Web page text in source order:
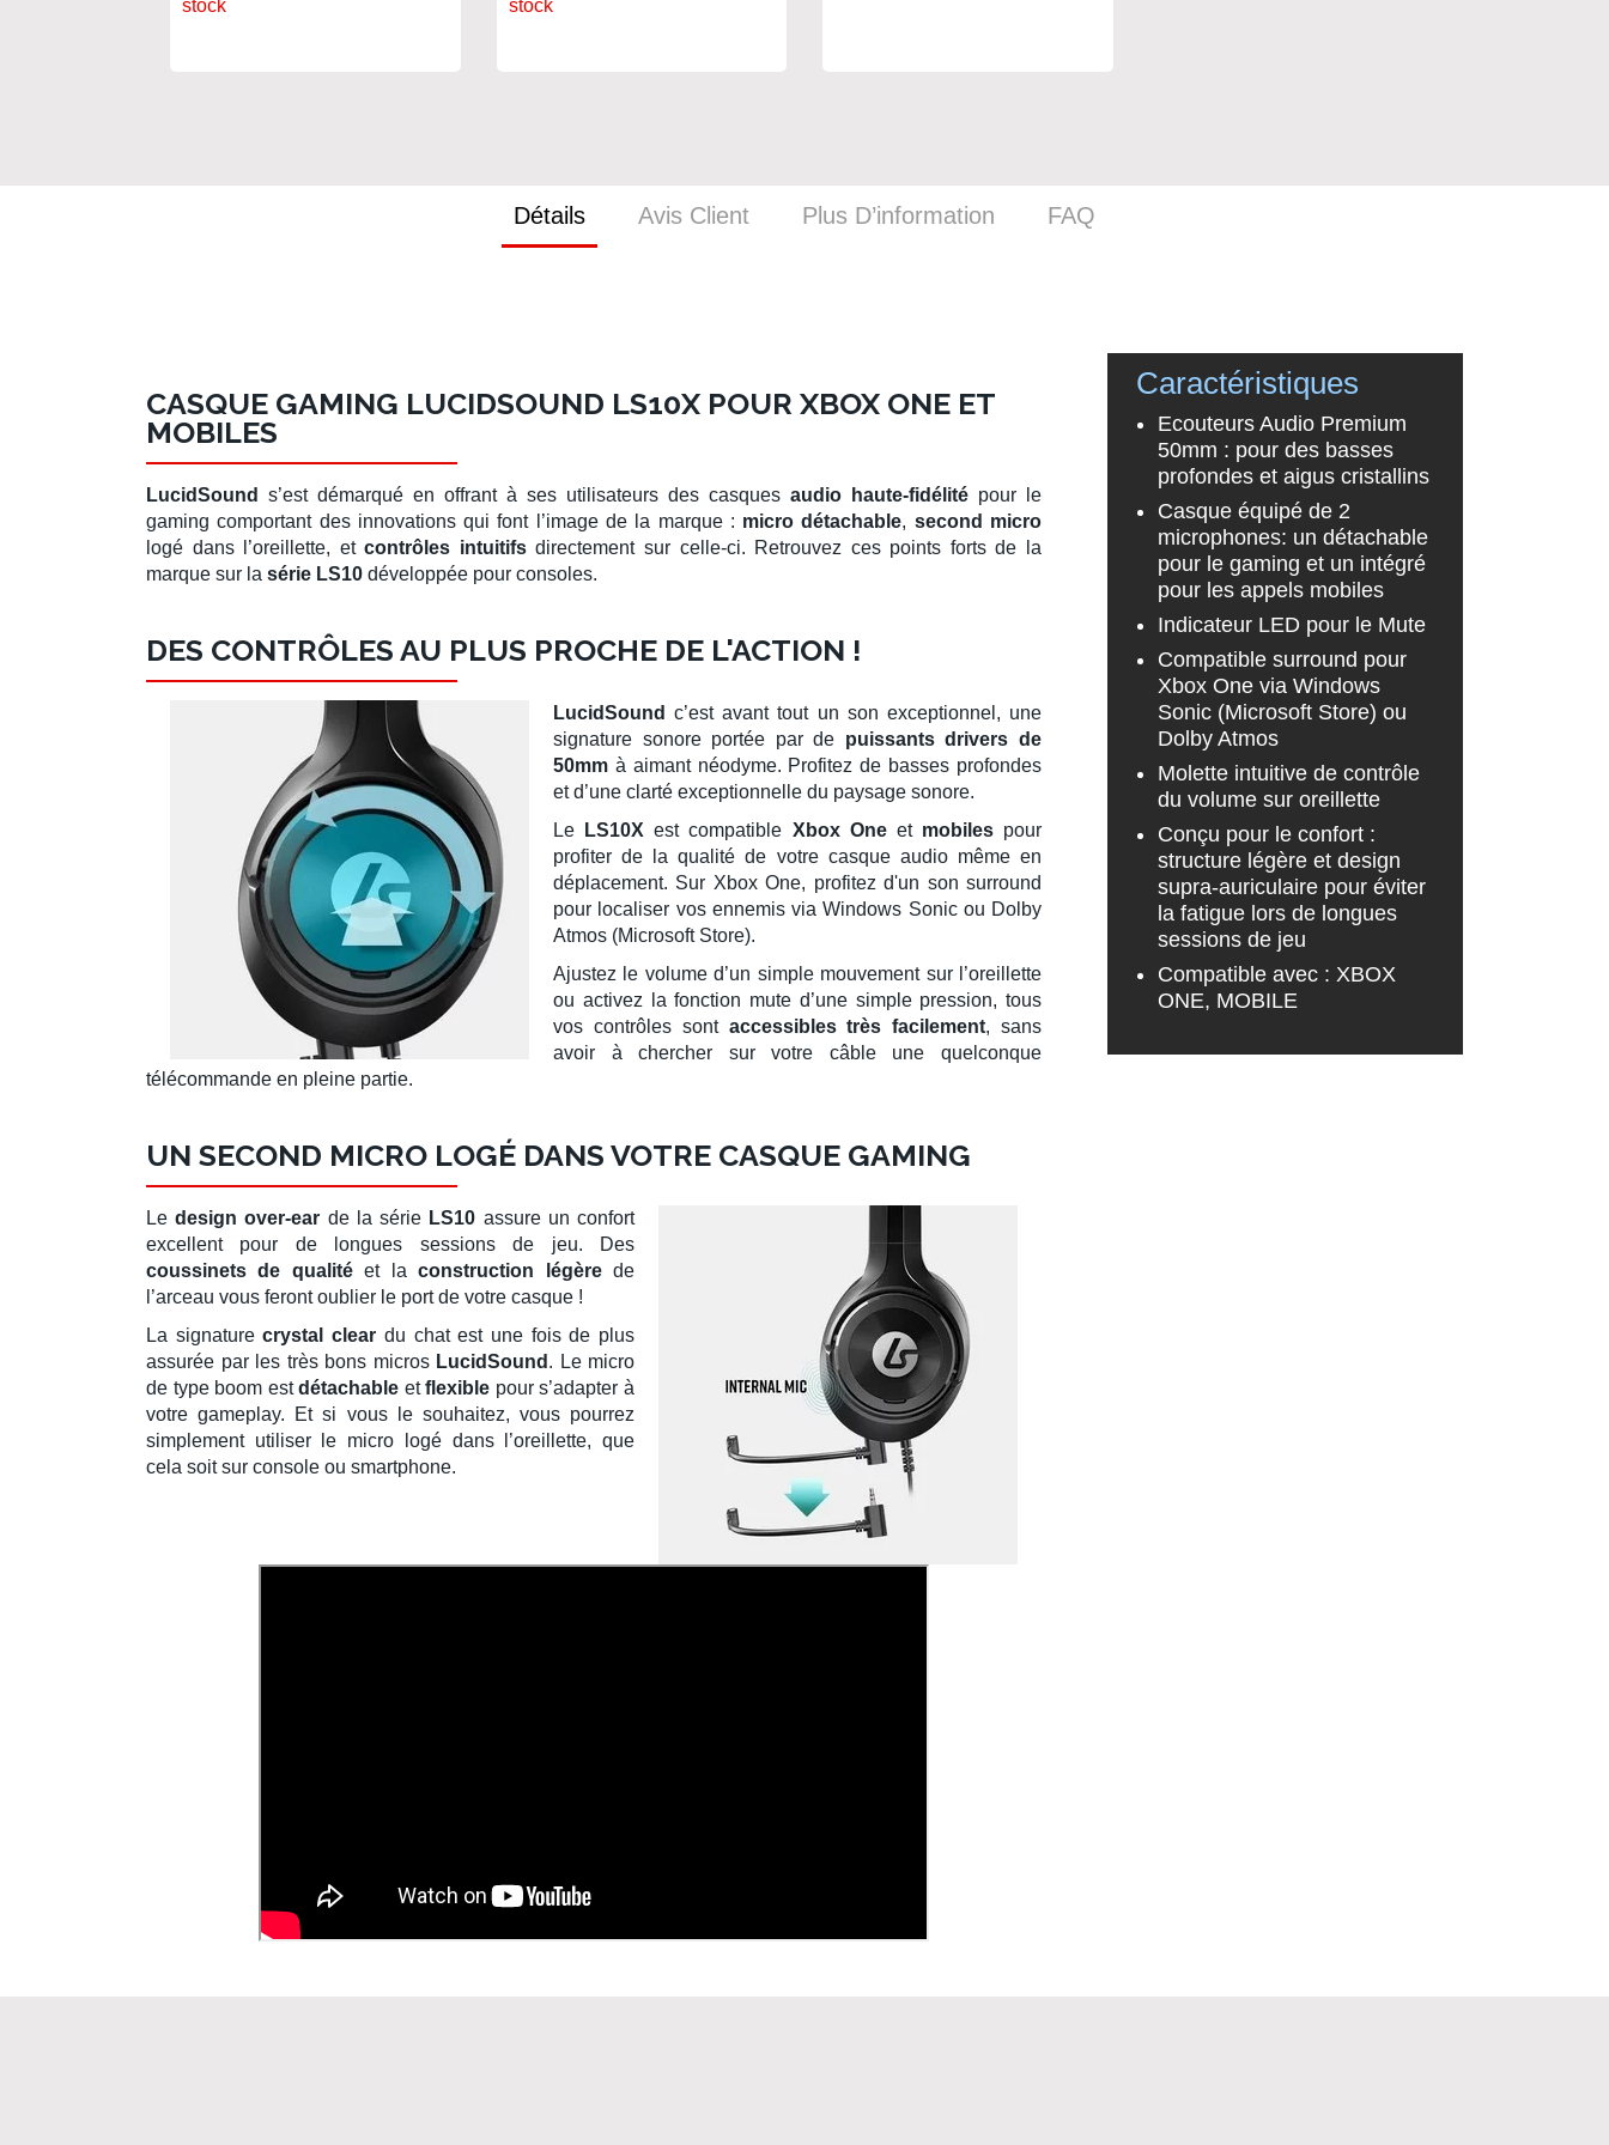
stock
stock
Détails
Caractéristiques
Ecouteurs Audio Premium
50mm : pour des basses
profondes et aigus cristallins
Casque équipé de 2
microphones: un détachable
pour le gaming et un intégré
pour les appels mobiles
Indicateur LED pour le Mute
Compatible surround pour
Xbox One via Windows
Sonic (Microsoft Store) ou
Dolby Atmos
Molette intuitive de contrôle
du volume sur oreillette
Conçu pour le confort :
structure légère et design
supra-auriculaire pour éviter
la fatigue lors de longues
sessions de jeu
Compatible avec : XBOX
ONE, MOBILE
CASQUE GAMING LUCIDSOUND LS10X POUR XBOX ONE ET
MOBILES
LucidSound s’est démarqué en offrant à ses utilisateurs des casques audio haute-fidélité pour le
gaming comportant des innovations qui font l’image de la marque : micro détachable, second micro
logé dans l’oreillette, etcontrôles intuitifsdirectement sur celle-ci. Retrouvez ces points forts de la
marque sur la série LS10 développée pour consoles.
DES CONTRÔLES AU PLUS PROCHE DE L'ACTION !
LucidSound c’est avant tout un son exceptionnel, une
signature sonore portée par de puissants drivers de
50mm à aimant néodyme. Profitez de basses profondes
et d’une clarté exceptionnelle du paysage sonore.
Le
LS10X est compatible Xbox One et mobilespour
profiter de la qualité de votre casque audio même en
déplacement. Sur Xbox One, profitez d'un son surround
pour localiser vos ennemis viaWindows Sonicou Dolby
Atmos (Microsoft Store).
Ajustez le volume d’un simple mouvement sur l’oreillette
ou activez la fonction mute d’une simple pression, tous
vos contrôles sont accessibles très facilement, sans
avoir à chercher sur votre câble une quelconque
télécommande en pleine partie.
UN SECOND MICRO LOGÉ DANS VOTRE CASQUE GAMING
Ledesign over-ear de la série LS10 assure un confort
excellent pour de longues sessions de jeu. Des
coussinets de qualitéet laconstruction légèrede
l’arceau vous feront oublier le port de votre casque !
La signaturecrystal clear du chat est une fois de plus
assurée par les très bons micros LucidSound . Le micro
de type boom estdétachable etflexible pour s’adapter à
votre gameplay. Et si vous le souhaitez, vous pourrez
simplement utiliser le micro logé dans l’oreillette, que
cela soit sur console ou smartphone.
Avis Client Plus D’information FAQ